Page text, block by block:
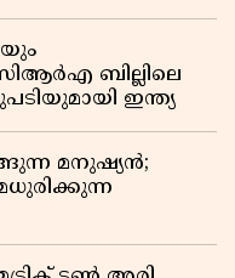
ബില്ലിലെ
ഇന്ത്യ
മനുഷ്യൻ;